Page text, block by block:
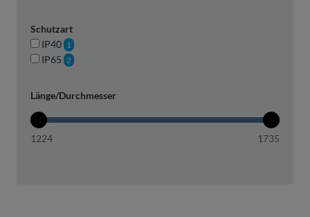
Schutzart
IP40 1
IP65 2
Länge/Durchmesser
1224 1735